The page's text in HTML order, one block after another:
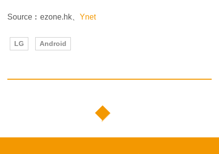
Source︰ezone.hk、 Ynet
LG Android